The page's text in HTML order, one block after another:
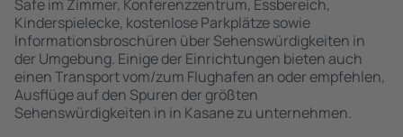
Safe im Zimmer, Konferenzzentrum, Essbereich,
Kinderspielecke, kostenlose Parkplätze sowie
Informationsbroschüren über Sehenswürdigkeiten in
der Umgebung. Einige der Einrichtungen bieten auch
einen Transport vom/zum Flughafen an oder empfehlen,
Ausflüge auf den Spuren der größten
Sehenswürdigkeiten in in Kasane zu unternehmen.